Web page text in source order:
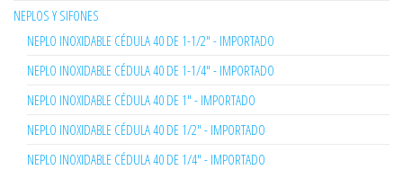
NEPLOS Y SIFONES
NEPLO INOXIDABLE CÉDULA 40 DE 1-1/2" - IMPORTADO
NEPLO INOXIDABLE CÉDULA 40 DE 1-1/4" - IMPORTADO
NEPLO INOXIDABLE CÉDULA 40 DE 1" - IMPORTADO
NEPLO INOXIDABLE CÉDULA 40 DE 1/2" - IMPORTADO
NEPLO INOXIDABLE CÉDULA 40 DE 1/4" - IMPORTADO